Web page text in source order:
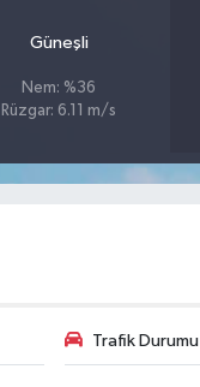
Güneşli
Nem: %36
Rüzgar: 6.11 m/s
Trafik Durumu